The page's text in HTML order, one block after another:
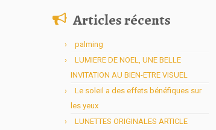
Articles récents
palming
LUMIERE DE NOEL, UNE BELLE
INVITATION AU BIEN-ETRE VISUEL
Le soleil a des effets bénéfiques sur
les yeux
LUNETTES ORIGINALES ARTICLE